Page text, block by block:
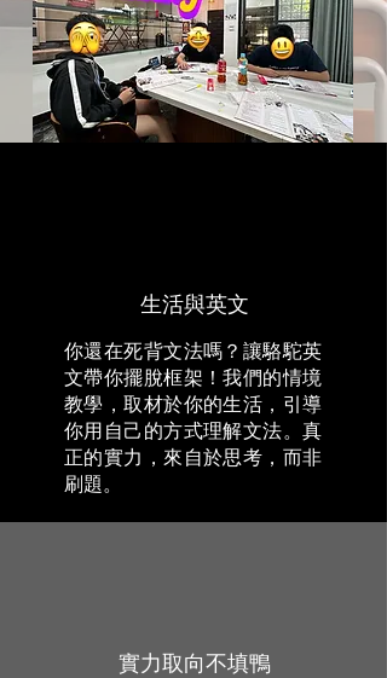
生活與英文
你還在死背文法嗎？讓駱駝英
文帶你擺脫框架！我們的情境
教學，取材於你的生活，引導
你用自己的方式理解文法。真
正的實力，來自於思考，而非
刷題。
實力取向不填鴨